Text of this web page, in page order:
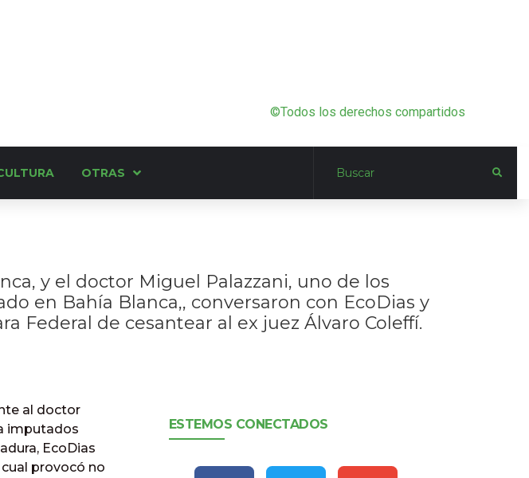
©Todos los derechos compartidos
OTRAS
y el doctor Miguel Palazzani, uno de los
en Bahía Blanca,, conversaron con EcoDias y
Federal de cesantear al ex juez Álvaro Coleffí.
al doctor
imputados
EcoDias
provocó no
ESTEMOS CONECTADOS